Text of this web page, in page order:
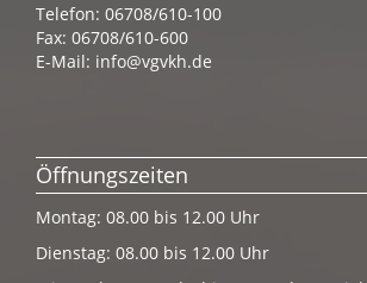
Telefon: 06708/610-100
Fax: 06708/610-600
E-Mail: info@vgvkh.de
Öffnungszeiten
Montag: 08.00 bis 12.00 Uhr
Dienstag: 08.00 bis 12.00 Uhr